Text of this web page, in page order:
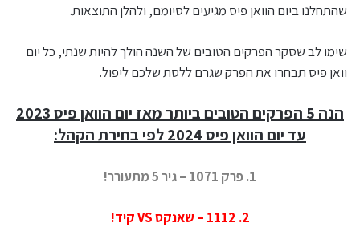
שהתחלנו ביום הוואן פיס מגיעים לסיומם, ולהלן התוצאות.
שימו לב שסקר הפרקים הטובים של השנה הולך להיות שנתי, כל יום
וואן פיס תבחרו את הפרק שגרם ללסת שלכם ליפול.
הנה 5 הפרקים הטובים ביותר מאז יום הוואן פיס 2023
עד יום הוואן פיס 2024 לפי בחירת הקהל:
1. פרק 1071 – גיר 5 מתעורר!
2. 1112 – שאנקס VS קיד!